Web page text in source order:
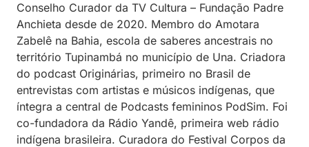
Conselho Curador da TV Cultura – Fundação Padre
Anchieta desde de 2020. Membro do Amotara
Zabelê na Bahia, escola de saberes ancestrais no
território Tupinambá no município de Una. Criadora
do podcast Originárias, primeiro no Brasil de
entrevistas com artistas e músicos indígenas, que
íntegra a central de Podcasts femininos PodSim. Foi
co-fundadora da Rádio Yandê, primeira web rádio
indígena brasileira. Curadora do Festival Corpos da